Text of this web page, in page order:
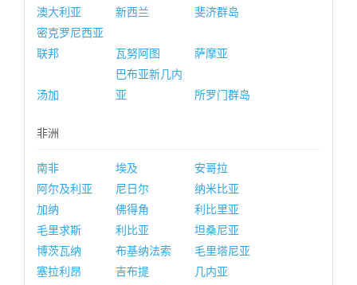
澳大利亚 新西兰
斐济群岛
密克罗尼西亚
联邦
瓦努阿图 萨摩亚
汤加
巴布亚新几内
亚
所罗门群岛
非洲
南非 埃及
安哥拉
阿尔及利亚
尼日尔
纳米比亚
加纳
佛得角
利比里亚
毛里求斯
利比亚
坦桑尼亚
博茨瓦纳
布基纳法索
毛里塔尼亚
塞拉利昂
吉布提
几内亚